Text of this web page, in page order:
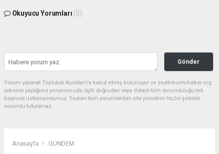
Okuyucu Yorumları (0)
Gönder
Yorum yazarak Topluluk Kuralları’nı kabul etmiş bulunuyor ve zeytinburnuhaber.org
sitesine yaptığınız yorumunuzla ilgili doğrudan veya dolaylı tüm sorumluluğu tek
başınıza üstleniyorsunuz. Yazılan tüm yorumlardan site yönetimi hiçbir şekilde
sorumlu tutulamaz.
Anasayfa GÜNDEM